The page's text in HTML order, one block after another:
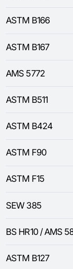
ASTM B166
ASTM B167
AMS 5772
ASTM B511
ASTM B424
ASTM F90
ASTM F15
SEW 385
BS HR10 / AMS
ASTM B127